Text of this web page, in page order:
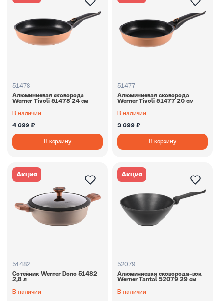
51478
Алюминиевая сковорода
Werner Tivoli 51478 24 см
В наличии
4 699 ₽
В корзину
51477
Алюминиевая сковорода
Werner Tivoli 51477 20 см
В наличии
3 699 ₽
В корзину
Акция
51482
Сотейник Werner Dono 51482
2,8 л
В наличии
Акция
52079
Алюминиевая сковорода-вок
Werner Tantal 52079 29 см
В наличии